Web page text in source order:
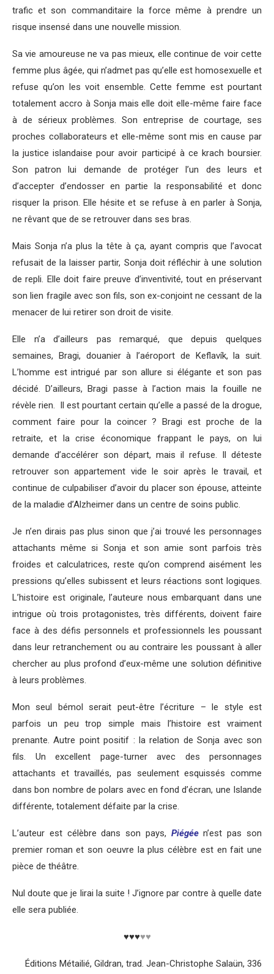
trafic et son commanditaire la force même à prendre un
risque insensé dans une nouvelle mission.
Sa vie amoureuse ne va pas mieux, elle continue de voir cette
femme plus âgée, qui n’admet pas qu’elle est homosexuelle et
refuse qu’on les voit ensemble. Cette femme est pourtant
totalement accro à Sonja mais elle doit elle-même faire face
à de sérieux problèmes. Son entreprise de courtage, ses
proches collaborateurs et elle-même sont mis en cause par
la justice islandaise pour avoir participé à ce krach boursier.
Son patron lui demande de protéger l’un des leurs et
d’accepter d’endosser en partie la responsabilité et donc
risquer la prison. Elle hésite et se refuse à en parler à Sonja,
ne rêvant que de se retrouver dans ses bras.
Mais Sonja n’a plus la tête à ça, ayant compris que l’avocat
refusait de la laisser partir, Sonja doit réfléchir à une solution
de repli. Elle doit faire preuve d’inventivité, tout en préservant
son lien fragile avec son fils, son ex-conjoint ne cessant de la
menacer de lui retirer son droit de visite.
Elle n’a d’ailleurs pas remarqué, que depuis quelques
semaines, Bragi, douanier à l’aéroport de Keflavík, la suit.
L’homme est intrigué par son allure si élégante et son pas
décidé. D’ailleurs, Bragi passe à l’action mais la fouille ne
révèle rien. Il est pourtant certain qu’elle a passé de la drogue,
comment faire pour la coincer ? Bragi est proche de la
retraite, et la crise économique frappant le pays, on lui
demande d’accélérer son départ, mais il refuse. Il déteste
retrouver son appartement vide le soir après le travail, et
continue de culpabiliser d’avoir du placer son épouse, atteinte
de la maladie d’Alzheimer dans un centre de soins public.
Je n’en dirais pas plus sinon que j’ai trouvé les personnages
attachants même si Sonja et son amie sont parfois très
froides et calculatrices, reste qu’on comprend aisément les
pressions qu’elles subissent et leurs réactions sont logiques.
L’histoire est originale, l’auteure nous embarquant dans une
intrigue où trois protagonistes, très différents, doivent faire
face à des défis personnels et professionnels les poussant
dans leur retranchement ou au contraire les poussant à aller
chercher au plus profond d’eux-même une solution définitive
à leurs problèmes.
Mon seul bémol serait peut-être l’écriture – le style est
parfois un peu trop simple mais l’histoire est vraiment
prenante. Autre point positif : la relation de Sonja avec son
fils. Un excellent page-turner avec des personnages
attachants et travaillés, pas seulement esquissés comme
dans bon nombre de polars avec en fond d’écran, une Islande
différente, totalement défaite par la crise.
L’auteur est célèbre dans son pays, Piégéen’est pas son
premier roman et son oeuvre la plus célèbre est en fait une
pièce de théâtre.
Nul doute que je lirai la suite ! J’ignore par contre à quelle date
elle sera publiée.
♥♥♥♥♥
Éditions Métailié, Gildran, trad. Jean-Christophe Salaün, 336